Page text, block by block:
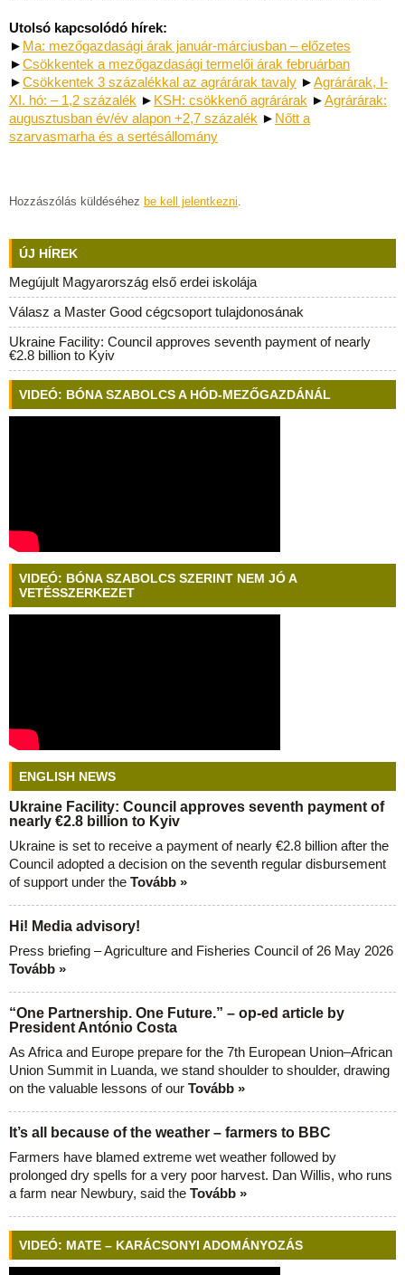
Utolsó kapcsolódó hírek:
► Ma: mezőgazdasági árak január-márciusban – előzetes
►Csökkentek a mezőgazdasági termelői árak februárban
►Csökkentek 3 százalékkal az agrárárak tavaly ►Agrárárak, I-
XI. hó: – 1,2 százalék ► KSH: csökkenő agrárárak ►Agrárárak:
augusztusban év/év alapon +2,7 százalék ► Nőtt a
szarvasmarha és a sertésállomány
Hozzászólás küldéséhez be kell jelentkezni.
ÚJ HÍREK
Megújult Magyarország első erdei iskolája
Válasz a Master Good cégcsoport tulajdonosának
Ukraine Facility: Council approves seventh payment of nearly
€2.8 billion to Kyiv
VIDEÓ: BÓNA SZABOLCS A HÓD-MEZŐGAZDÁNÁL
VIDEÓ: BÓNA SZABOLCS SZERINT NEM JÓ A
VETÉSSZERKEZET
ENGLISH NEWS
Ukraine Facility: Council approves seventh payment of
nearly €2.8 billion to Kyiv
Ukraine is set to receive a payment of nearly €2.8 billion after the
Council adopted a decision on the seventh regular disbursement
of support under the Tovább »
Hi! Media advisory!
Press briefing – Agriculture and Fisheries Council of 26 May 2026
Tovább »
“One Partnership. One Future.” – op-ed article by
President António Costa
As Africa and Europe prepare for the 7th European Union–African
Union Summit in Luanda, we stand shoulder to shoulder, drawing
on the valuable lessons of our Tovább »
It’s all because of the weather – farmers to BBC
Farmers have blamed extreme wet weather followed by
prolonged dry spells for a very poor harvest. Dan Willis, who runs
a farm near Newbury, said the Tovább »
VIDEÓ: MATE – KARÁCSONYI ADOMÁNYOZÁS